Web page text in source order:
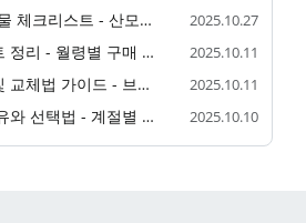
임신 30주 출산 준비물 체크리스트 - 산모용·신생아용 필수품 2025.10.27
아기용품 필수 리스트 정리 - 월령별 구매 가이드 2025.10.11
신생아기저귀 선택 및 교체법 가이드 - 브랜드별 비교와 주의사항 2025.10.11
신생아 모자 쓰는 이유와 선택법 - 계절별 착용 가이드 2025.10.10